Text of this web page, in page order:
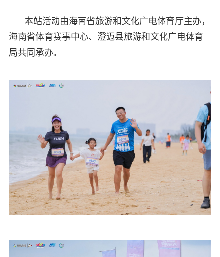
本站活动由海南省旅游和文化广电体育厅主办，
海南省体育赛事中心、澄迈县旅游和文化广电体育
局共同承办。